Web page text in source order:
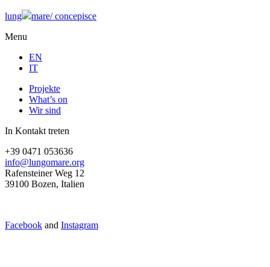
lung mare/concepisce
Menu
EN
IT
Projekte
What’s on
Wir sind
In Kontakt treten
+39 0471 053636
info@lungomare.org
Rafensteiner Weg 12
39100 Bozen, Italien
Facebook and Instagram